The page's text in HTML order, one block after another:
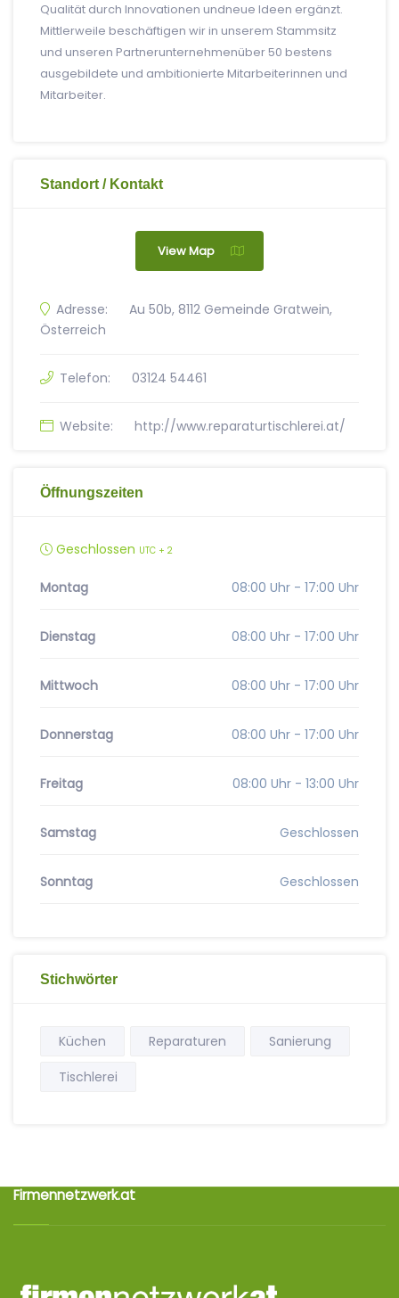
Qualität durch Innovationen undneue Ideen ergänzt.
Mittlerweile beschäftigen wir in unserem Stammsitz
und unseren Partnerunternehmenüber 50 bestens
ausgebildete und ambitionierte Mitarbeiterinnen und
Mitarbeiter.
Standort / Kontakt
View Map
Adresse:
Au 50b, 8112 Gemeinde Gratwein,
Österreich
Telefon: 03124 54461
Website: http://www.reparaturtischlerei.at/
Öffnungszeiten
Geschlossen UTC + 2
Montag 08:00 Uhr - 17:00 Uhr
Dienstag 08:00 Uhr - 17:00 Uhr
Mittwoch 08:00 Uhr - 17:00 Uhr
Donnerstag 08:00 Uhr - 17:00 Uhr
Freitag 08:00 Uhr - 13:00 Uhr
Samstag Geschlossen
Sonntag Geschlossen
Stichwörter
Küchen Reparaturen
Sanierung
Tischlerei
Firmennetzwerk.at